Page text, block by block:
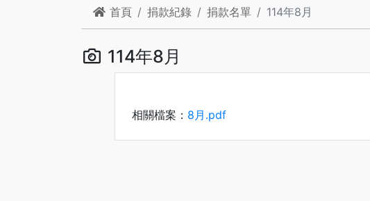
首頁 捐款紀錄 捐款名單 114年8月
114年8月
相關檔案： 8月.pdf